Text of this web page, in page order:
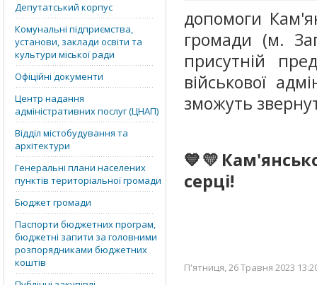
Депутатський корпус
Комунальні підприємства,
установи, заклади освіти та
культури міської ради
Офіційні документи
Центр надання
адміністративних послуг (ЦНАП)
Відділ містобудування та
архітектури
Генеральні плани населених
пунктів територіальної громади
Бюджет громади
Паспорти бюджетних програм,
бюджетні запити за головними
розпорядниками бюджетних
коштів
допомоги
громади (м.
присутній
військової
зможуть
серці!
П'ятниця, 26 Травня 2023